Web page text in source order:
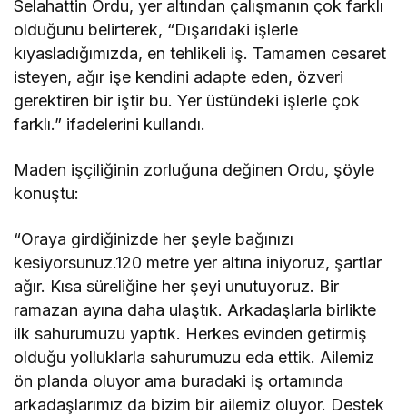
Selahattin Ordu, yer altından çalışmanın çok farklı
olduğunu belirterek, “Dışarıdaki işlerle
kıyasladığımızda, en tehlikeli iş. Tamamen cesaret
isteyen, ağır işe kendini adapte eden, özveri
gerektiren bir iştir bu. Yer üstündeki işlerle çok
farklı.” ifadelerini kullandı.
Maden işçiliğinin zorluğuna değinen Ordu, şöyle
konuştu:
“Oraya girdiğinizde her şeyle bağınızı
kesiyorsunuz.120 metre yer altına iniyoruz, şartlar
ağır. Kısa süreliğine her şeyi unutuyoruz. Bir
ramazan ayına daha ulaştık. Arkadaşlarla birlikte
ilk sahurumuzu yaptık. Herkes evinden getirmiş
olduğu yolluklarla sahurumuzu eda ettik. Ailemiz
ön planda oluyor ama buradaki iş ortamında
arkadaşlarımız da bizim bir ailemiz oluyor. Destek